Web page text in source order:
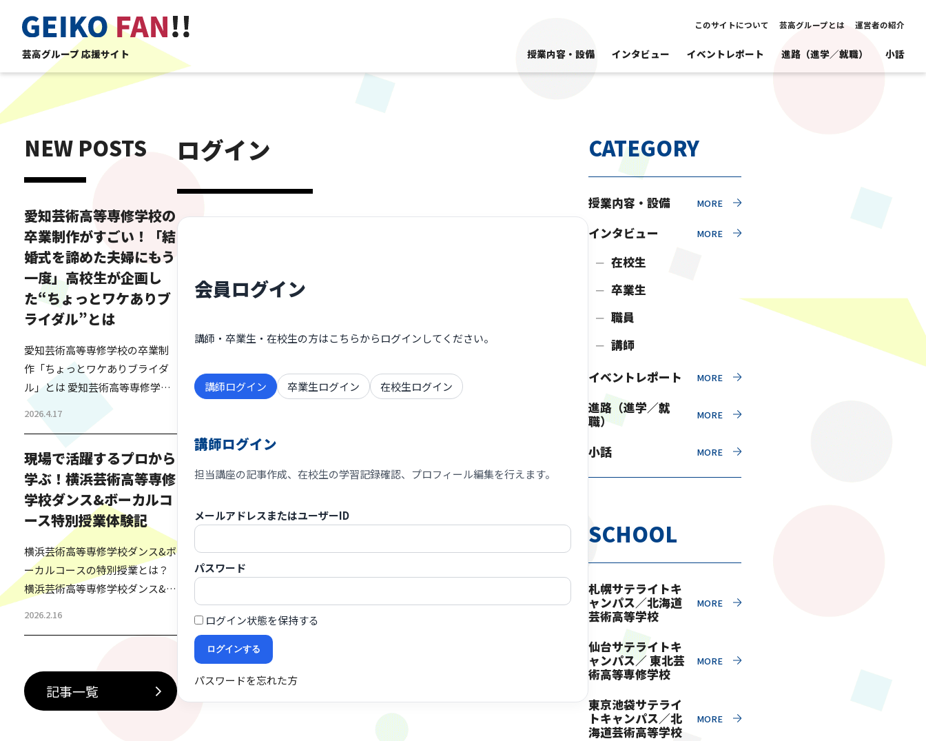
芸高グループ 応援サイト 授業内容・設備 インタビュー イベントレポート 進路（進学／就職） 小話
このサイトについて 芸高グループとは 運営者の紹介
ログイン
会員ログイン
講師・卒業生・在校生の方はこちらからログインしてください。
講師ログイン 卒業生ログイン 在校生ログイン
講師ログイン
担当講座の記事作成、在校生の学習記録確認、プロフィール編集を行えます。
メールアドレスまたはユーザーID
パスワード
ログイン状態を保持する
ログインする
パスワードを忘れた方
CATEGORY
授業内容・設備
インタビュー
在校生
卒業生
職員
講師
イベントレポート
進路（進学／就
職）
小話
SCHOOL
札幌サテライトキ
ャンパス／北海道
芸術高等学校
仙台サテライトキ
ャンパス／ 東北芸
術高等専修学校
東京池袋サテライ
トキャンパス／北
海道芸術高等学校
NEW POSTS
愛知芸術高等専修学校の
卒業制作がすごい！「結
婚式を諦めた夫婦にもう
一度」高校生が企画し
た“ちょっとワケありブ
ライダル”とは
愛知芸術高等専修学校の卒業制
作「ちょっとワケありブライダ
ル」とは 愛知芸術高等専修学校
は、事情があって結婚式を挙げ
られなかった夫婦に向けて、高
校生が本物の結婚式をプロデュ
ースする実践型プロジェクトで
す。参加するのは、ファッショ
ンや美容を学ぶ3年生たち。ヘア
メイクや衣装の一部、演出、進
行に至るまで、結婚式のすべて
を生徒…
2026.4.17
現場で活躍するプロから
学ぶ！横浜芸術高等専修
学校ダンス&ボーカルコ
ース特別授業体験記
横浜芸術高等専修学校ダンス&ボ
ーカルコースの特別授業とは？
横浜芸術高等専修学校ダンス&ボ
積んできた講師から直接指導を
受けられるこの機会は生徒たち
2026.2.16
記事一覧